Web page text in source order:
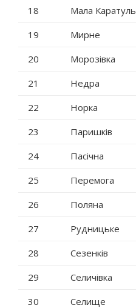
18
Мала Каратуль
19
Мирне
20
Морозівка
21
Недра
22
Норка
23
Паришків
24
Пасічна
25
Перемога
26
Поляна
27
Рудницьке
28
Сезенків
29
Селичівка
30
Селище